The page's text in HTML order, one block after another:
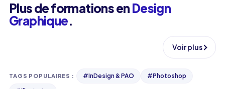
Plus de formations en Design
Graphique.
Voir plus
TAGS POPULAIRES : #InDesign & PAO #Photoshop